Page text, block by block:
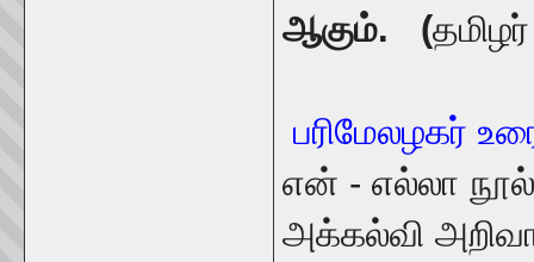
ஆகும். (
பரிமேலழகர்
என் - எல்லா
அக்கல்வி